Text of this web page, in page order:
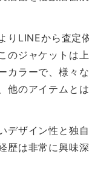
りLINEから査
のジャケットは
カラーで、様々
他のアイテムと
デザイン性と独
歴は非常に興味